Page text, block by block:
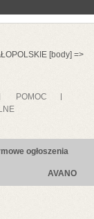
[body] =>
POMOC
ogłoszenia
AVANO